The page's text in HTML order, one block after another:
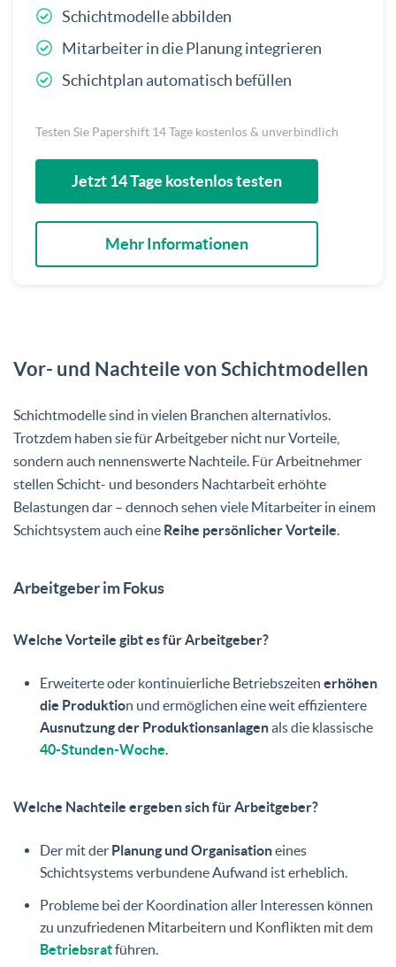
Schichtmodelle abbilden
Mitarbeiter in die Planung integrieren
Schichtplan automatisch befüllen
Testen Sie Papershift 14 Tage kostenlos & unverbindlich
Jetzt 14 Tage kostenlos testen
Mehr Informationen
Vor- und Nachteile von Schichtmodellen
Schichtmodelle sind in vielen Branchen alternativlos.
Trotzdem haben sie für Arbeitgeber nicht nur Vorteile,
sondern auch nennenswerte Nachteile. Für Arbeitnehmer
stellen Schicht- und besonders Nachtarbeit erhöhte
Belastungen dar – dennoch sehen viele Mitarbeiter in einem
Schichtsystem auch eine Reihe persönlicher Vorteile.
Arbeitgeber im Fokus
Welche Vorteile gibt es für Arbeitgeber?
Erweiterte oder kontinuierliche Betriebszeiten erhöhen
die Produktion und ermöglichen eine weit effizientere
Ausnutzung der Produktionsanlagenals die klassische
40-Stunden-Woche.
Welche Nachteile ergeben sich für Arbeitgeber?
Der mit der Planung und Organisationeines
Schichtsystems verbundene Aufwand ist erheblich.
Probleme bei der Koordination aller Interessen können
zu unzufriedenen Mitarbeitern und Konflikten mit dem
Betriebsratführen.